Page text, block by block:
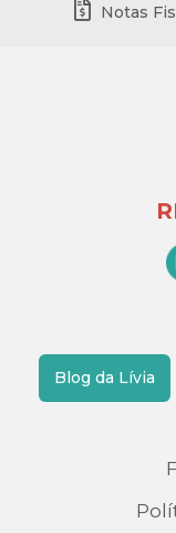
Notas
Blog da Lívia